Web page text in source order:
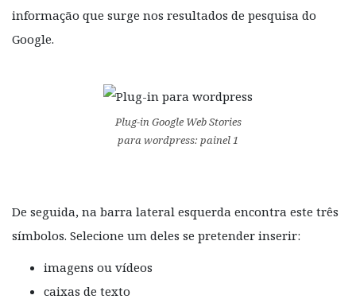
informação que surge nos resultados de pesquisa do
Google.
Plug-in Google Web Stories
para wordpress: painel 1
De seguida, na barra lateral esquerda encontra este três
símbolos. Selecione um deles se pretender inserir:
imagens ou vídeos
caixas de texto